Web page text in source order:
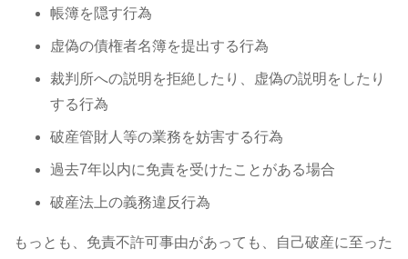
帳簿を隠す行為
虚偽の債権者名簿を提出する行為
裁判所への説明を拒絶したり、虚偽の説明をしたり
する行為
破産管財人等の業務を妨害する行為
過去7年以内に免責を受けたことがある場合
破産法上の義務違反行為
もっとも、免責不許可事由があっても、自己破産に至った